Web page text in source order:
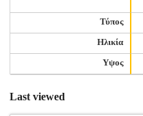
Τύπος
Ηλικία
Υψος
Last viewed